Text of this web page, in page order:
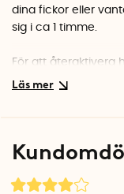
dina fickor eller
sig i ca 1 timme.
För att återaktivera
min till dess att den
handvärmare från